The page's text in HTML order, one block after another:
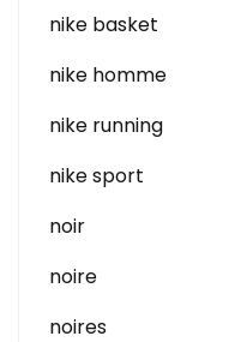
nike basket
nike homme
nike running
nike sport
noir
noire
noires